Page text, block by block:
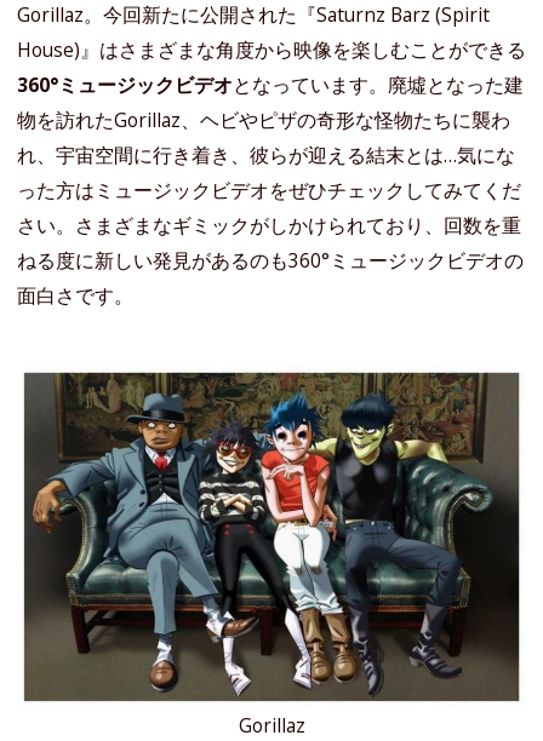
Gorillaz。今回新たに公開された『Saturnz Barz (Spirit
House)』はさまざまな角度から映像を楽しむことができる
360°ミュージックビデオとなっています。廃墟となった建
物を訪れたGorillaz、ヘビやピザの奇形な怪物たちに襲わ
れ、宇宙空間に行き着き、彼らが迎える結末とは…気にな
った方はミュージックビデオをぜひチェックしてみてくだ
さい。さまざまなギミックがしかけられており、回数を重
ねる度に新しい発見があるのも360°ミュージックビデオの
面白さです。
Gorillaz